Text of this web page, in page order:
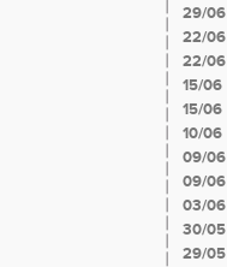
29/06
22/06
22/06
15/06
15/06
10/06
09/06
09/06
03/06
30/05
29/05